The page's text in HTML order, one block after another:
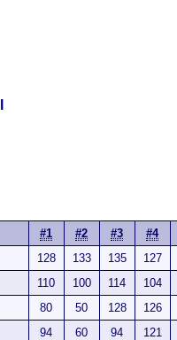
#1 #2 #3 #4
128 133 135 127
110 100 114 104
80 50 128 126
94 60 94 121